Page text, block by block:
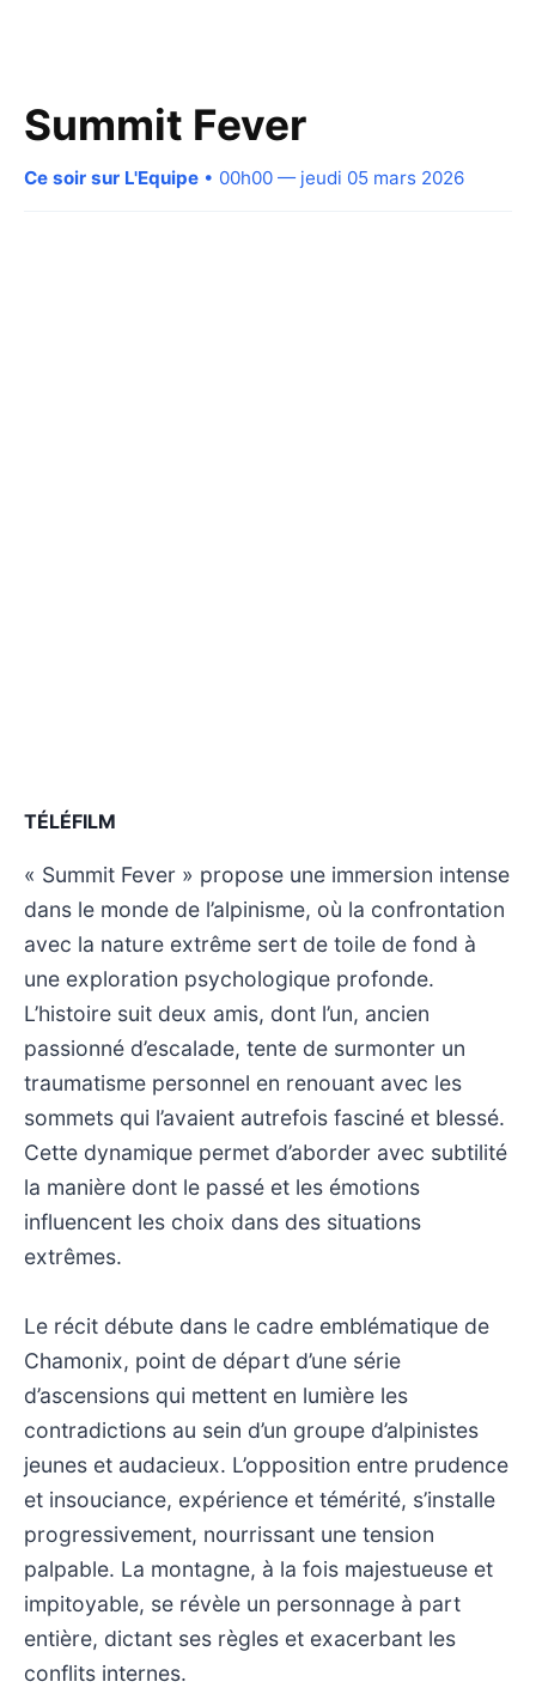
Summit Fever
Ce soir sur L'Equipe • 00h00 — jeudi 05 mars 2026
TÉLÉFILM
« Summit Fever » propose une immersion intense
dans le monde de l’alpinisme, où la confrontation
avec la nature extrême sert de toile de fond à
une exploration psychologique profonde.
L’histoire suit deux amis, dont l’un, ancien
passionné d’escalade, tente de surmonter un
traumatisme personnel en renouant avec les
sommets qui l’avaient autrefois fasciné et blessé.
Cette dynamique permet d’aborder avec subtilité
la manière dont le passé et les émotions
influencent les choix dans des situations
extrêmes.
Le récit débute dans le cadre emblématique de
Chamonix, point de départ d’une série
d’ascensions qui mettent en lumière les
contradictions au sein d’un groupe d’alpinistes
jeunes et audacieux. L’opposition entre prudence
et insouciance, expérience et témérité, s’installe
progressivement, nourrissant une tension
palpable. La montagne, à la fois majestueuse et
impitoyable, se révèle un personnage à part
entière, dictant ses règles et exacerbant les
conflits internes.